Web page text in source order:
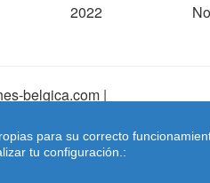
2022
belgica.com |
Coches-
para su correcto
tu configuración.: